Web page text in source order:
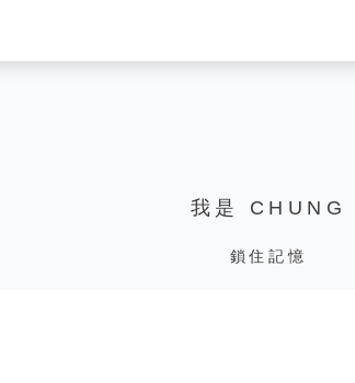
我是 CHUNG
鎖住記憶